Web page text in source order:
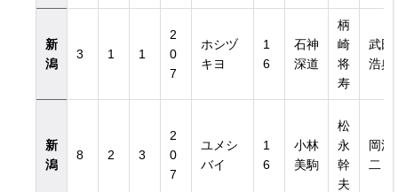
新
潟
3 1 1
2
0
7
ホシヅ
キヨ
1
6
石神
深道
柄
崎
将
寿
武田
浩典
新
潟
8 2 3
2
0
7
ユメシ
バイ
1
6
小林
美駒
松
永
幹
夫
岡浩
二